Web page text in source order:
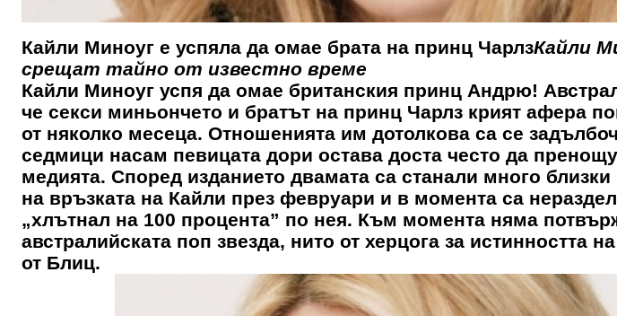
Кайли Миноуг е успяла да омае брата на принц ЧарлзКайли
срещат тайно от известно време
Кайли Миноуг успя да омае британския принц Андрю!
че секси миньончето и братът на принц Чарлз крият афера
от няколко месеца. Отношенията им дотолкова са се
седмици насам певицата дори остава доста често да
медията. Според изданието двамата са станали много
на връзката на Кайли през февруари и в момента са
„хлътнал на 100 процента” по нея. Към момента няма
австралийската поп звезда, нито от херцога за истинността
от Блиц.